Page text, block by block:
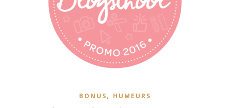
BONUS, HUMEURS